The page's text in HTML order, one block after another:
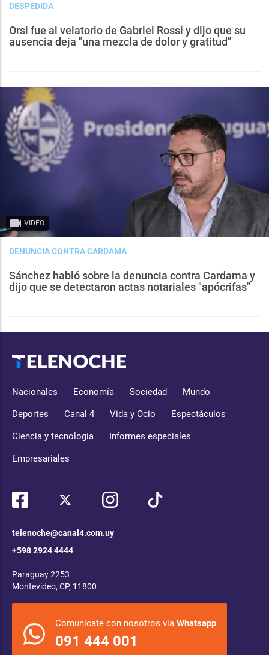
DESPEDIDA
Orsi fue al velatorio de Gabriel Rossi y dijo que su
ausencia deja "una mezcla de dolor y gratitud"
VIDEO
DENUNCIA CONTRA CARDAMA
Sánchez habló sobre la denuncia contra Cardama y
dijo que se detectaron actas notariales "apócrifas"
Nacionales Economía Sociedad Mundo
Deportes Canal 4 Vida y Ocio Espectáculos
Ciencia y tecnología Informes especiales
Empresariales
telenoche@canal4.com.uy
+598 2924 4444
Paraguay 2253
Montevideo, CP, 11800
Comunicate con nosotros via Whatsapp
091 444 001